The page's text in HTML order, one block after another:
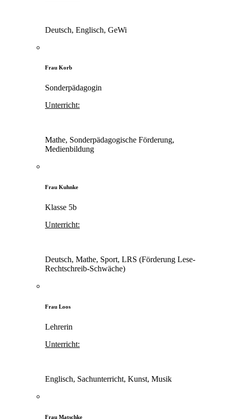
Deutsch, Englisch, GeWi
Frau Korb
Sonderpädagogin
Unterricht:
Mathe, Sonderpädagogische Förderung,
Medienbildung
Frau Kuhnke
Klasse 5b
Unterricht:
Deutsch, Mathe, Sport, LRS (Förderung Lese-
Rechtschreib-Schwäche)
Frau Loos
Lehrerin
Unterricht:
Englisch, Sachunterricht, Kunst, Musik
Frau Matschke